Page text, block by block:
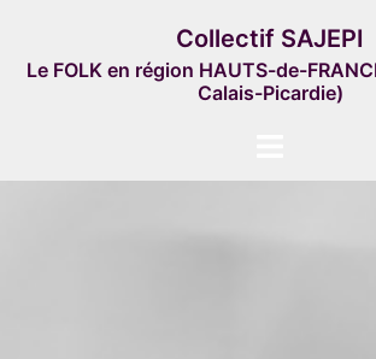
contenu
Collectif SAJEPI
Le FOLK en région HAUTS-de-
Calais-Picardie)